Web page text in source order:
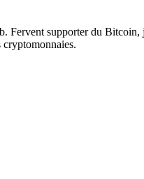
supporter du
cryptomonnaies.